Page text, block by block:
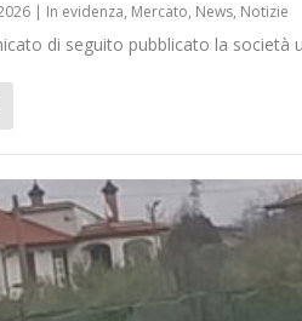
| In evidenza, Mercato, News, Notizie
di seguito pubblicato la società